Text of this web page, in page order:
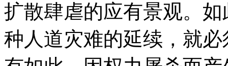
扩散肆虐的应有景观。
种人道灾难的延续，就